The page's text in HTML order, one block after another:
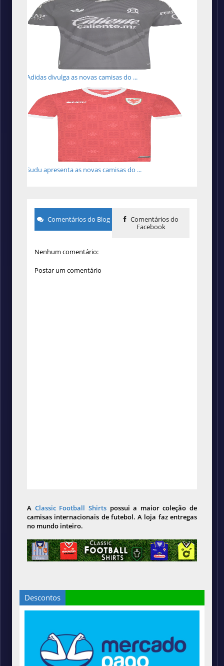
Adidas divulga as novas camisas do ...
Sudu apresenta as novas camisas do ...
Comentários do Blog
Comentários do
Facebook
Nenhum comentário:
Postar um comentário
A Classic Football Shirts possui a maior coleção de
camisas internacionais de futebol. A loja faz entregas
no mundo inteiro.
Descontos